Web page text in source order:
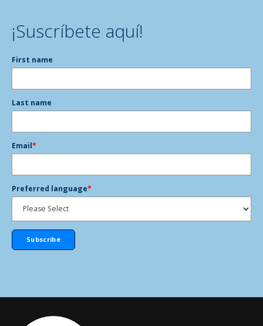
¡Suscríbete aquí!
First name
Last name
Email*
Preferred language*